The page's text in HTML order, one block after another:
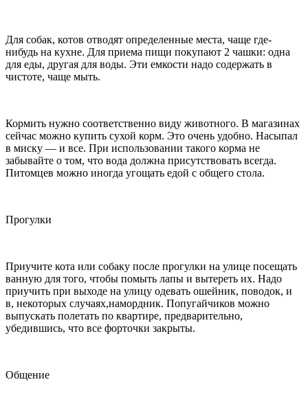
Для собак, котов отводят определенные места, чаще где-
нибудь на кухне. Для приема пищи покупают 2 чашки: одна
для еды, другая для воды. Эти емкости надо содержать в
чистоте, чаще мыть.
Кормить нужно соответственно виду животного. В магазинах
сейчас можно купить сухой корм. Это очень удобно. Насыпал
в миску — и все. При использовании такого корма не
забывайте о том, что вода должна присутствовать всегда.
Питомцев можно иногда угощать едой с общего стола.
Прогулки
Приучите кота или собаку после прогулки на улице посещать
ванную для того, чтобы помыть лапы и вытереть их. Надо
приучить при выходе на улицу одевать ошейник, поводок, и
в, некоторых случаях,намордник. Попугайчиков можно
выпускать полетать по квартире, предварительно,
убедившись, что все форточки закрыты.
Общение